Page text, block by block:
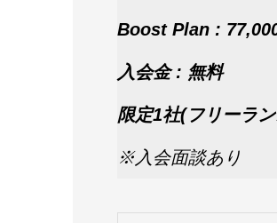
Boost Plan :
入会金 : 無料
限定1社(フリーラ
※入会面談あり